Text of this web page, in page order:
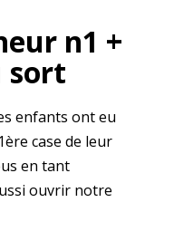
n1 +
sort
enfants ont eu
case de leur
en tant
ouvrir notre